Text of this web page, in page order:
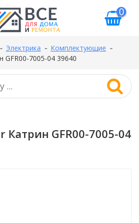
0
Электрика
Комплектующие
GFR00-7005-04 39640
Катрин GFR00-7005-04